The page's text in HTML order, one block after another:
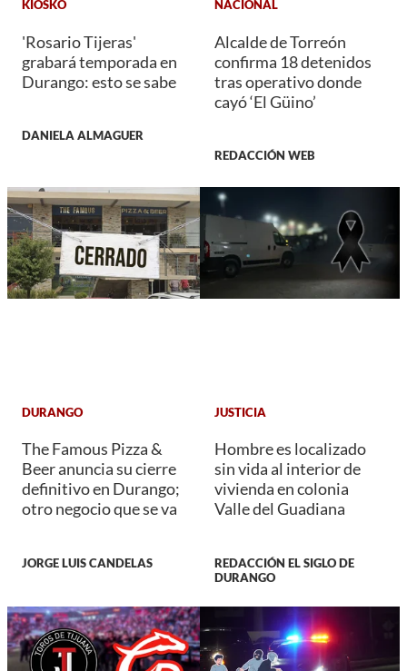
KIOSKO
'Rosario Tijeras'
grabará temporada en
Durango: esto se sabe
DANIELA ALMAGUER
NACIONAL
Alcalde de Torreón
confirma 18 detenidos
tras operativo donde
cayó ‘El Güino’
REDACCIÓN WEB
DURANGO
The Famous Pizza &
Beer anuncia su cierre
definitivo en Durango;
otro negocio que se va
JORGE LUIS CANDELAS
JUSTICIA
Hombre es localizado
sin vida al interior de
vivienda en colonia
Valle del Guadiana
REDACCIÓN EL SIGLO DE
DURANGO